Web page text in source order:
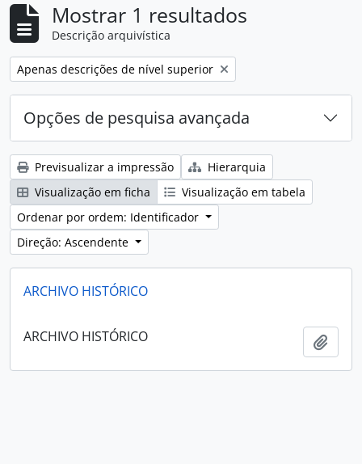
Mostrar 1 resultados
Descrição arquivística
Remover filtro:
Apenas descrições de nível superior
Opções de pesquisa avançada
Previsualizar a impressão
Hierarquia
Visualização em ficha
Visualização em tabela
Ordenar por ordem: Identificador
Direção: Ascendente
ARCHIVO HISTÓRICO
ARCHIVO HISTÓRICO